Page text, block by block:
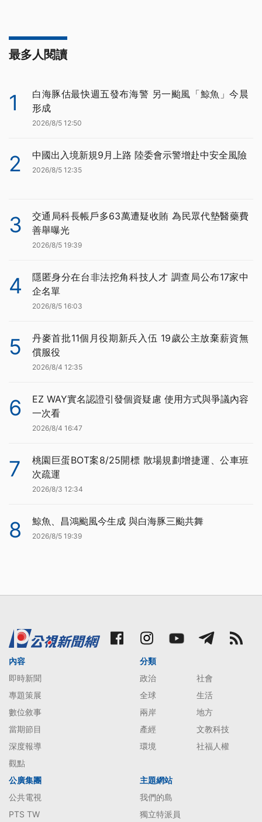
最多人閱讀
1
白海豚估最快週五發布海警 另一颱風「鯨魚」今晨
形成
2026/8/5 12:50
2 中國出入境新規9月上路 陸委會示警增赴中安全風險
2026/8/5 12:35
3
交通局科長帳戶多63萬遭疑收賄 為民眾代墊醫藥費
善舉曝光
2026/8/5 19:39
4
隱匿身分在台非法挖角科技人才 調查局公布17家中
企名單
2026/8/5 16:03
5
丹麥首批11個月役期新兵入伍 19歲公主放棄薪資無
償服役
2026/8/4 12:35
6
EZ WAY實名認證引發個資疑慮 使用方式與爭議內容
一次看
2026/8/4 16:47
7
桃園巨蛋BOT案8/25開標 散場規劃增捷運、公車班
次疏運
2026/8/3 12:34
8 鯨魚、昌鴻颱風今生成 與白海豚三颱共舞
2026/8/5 19:39
內容
即時新聞
專題策展
數位敘事
當期節目
深度報導
觀點
分類
政治
社會
全球
生活
兩岸
地方
產經
文教科技
環境
社福人權
公廣集團
公共電視
PTS TW
主題網站
我們的島
獨立特派員